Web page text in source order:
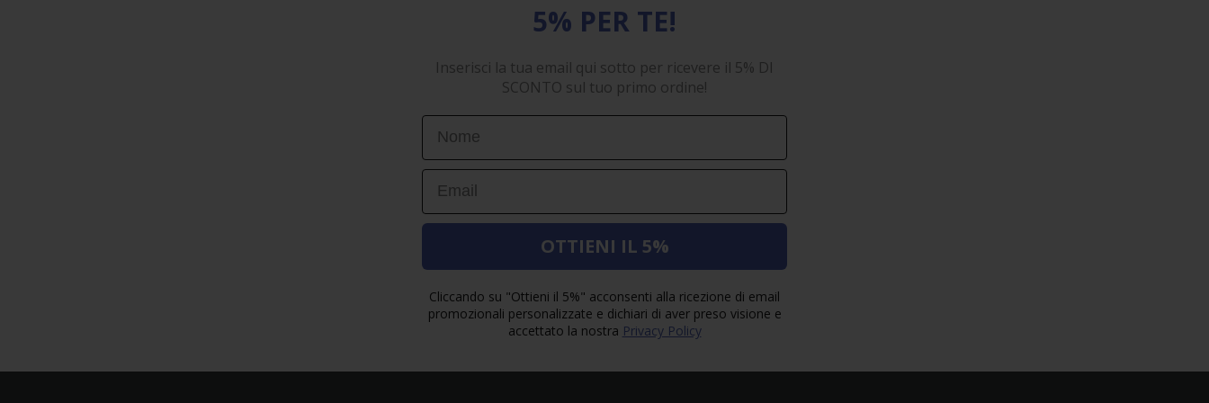
5% PER TE!
Inserisci la tua email qui sotto per ricevere il 5% DI
SCONTO sul tuo primo ordine!
First Name
Email
OTTIENI IL 5%
Cliccando su "Ottieni il 5%" acconsenti alla ricezione di email
promozionali personalizzate e dichiari di aver preso visione e
accettato la nostra Privacy Policy